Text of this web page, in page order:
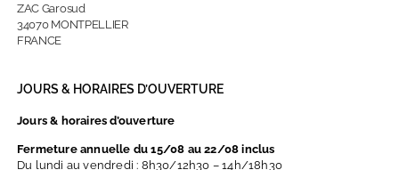
ZAC Garosud
34070 MONTPELLIER
FRANCE
JOURS & HORAIRES D’OUVERTURE
Jours & horaires d’ouverture
Fermeture annuelle du 15/08 au 22/08 inclus
Du lundi au vendredi : 8h30/12h30 – 14h/18h30